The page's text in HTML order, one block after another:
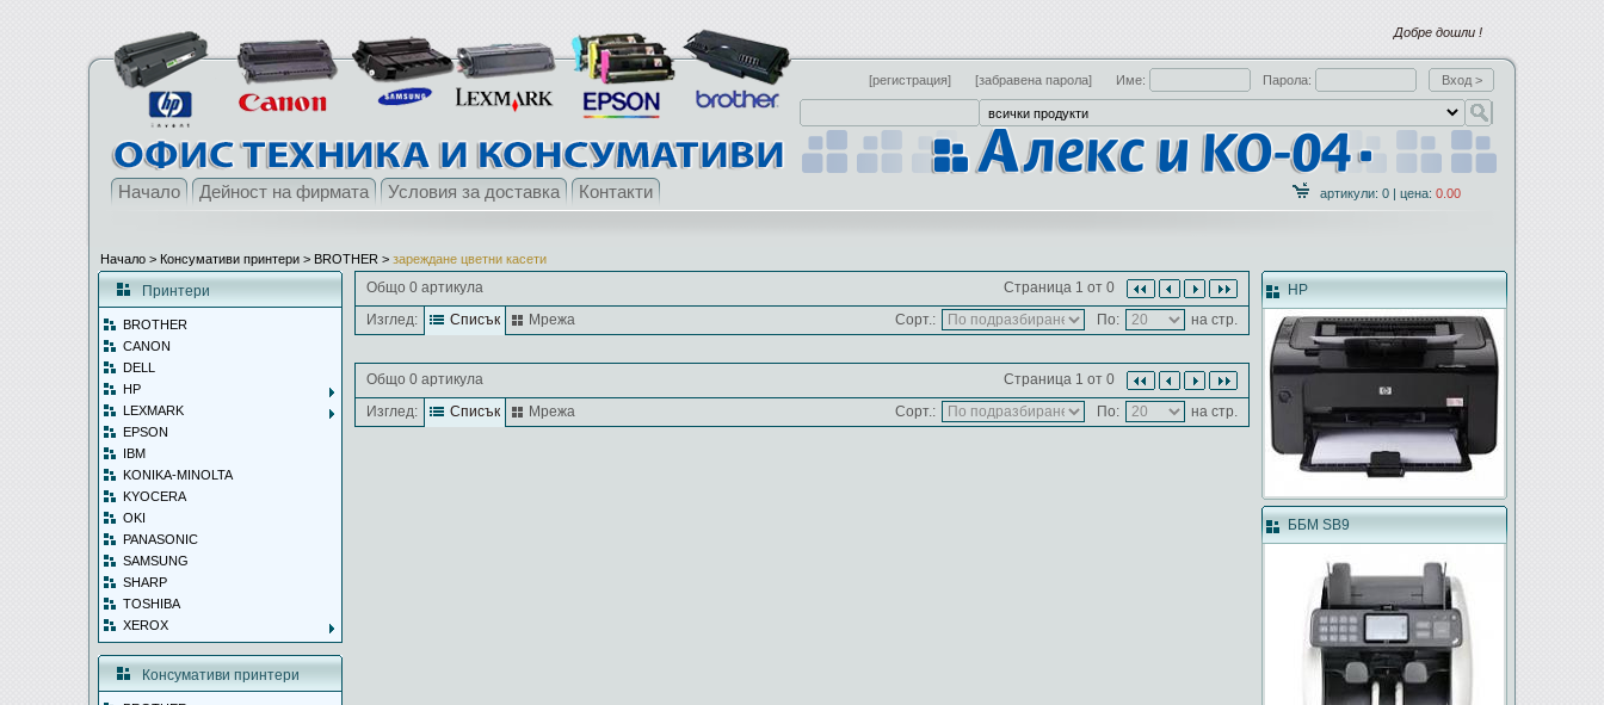
Добре дошли !
[регистрация] [забравена парола] Име: Парола:
Начало Дейност на фирмата Условия за доставка Контакти артикули: 0 | цена: 0.00
Начало > Консумативи принтери > BROTHER > зареждане цветни касети
Принтери
BROTHER
CANON
DELL
HP
LEXMARK
EPSON
IBM
KONIKA-MINOLTA
KYOCERA
OKI
PANASONIC
SAMSUNG
SHARP
TOSHIBA
XEROX
Консумативи принтери
Общо 0 артикула
Страница 1 от 0
Изглед:
Списък Мрежа Сорт.: По: на стр.
Общо 0 артикула
Страница 1 от 0
Изглед:
Списък Мрежа Сорт.: По: на стр.
HP
ББМ SB9